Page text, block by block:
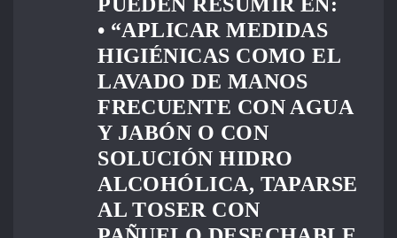
• “APLICAR MEDIDAS
HIGIÉNICAS COMO EL
LAVADO DE MANOS
FRECUENTE CON AGUA
Y JABÓN O CON
SOLUCIÓN HIDRO
ALCOHÓLICA, TAPARSE
AL TOSER CON